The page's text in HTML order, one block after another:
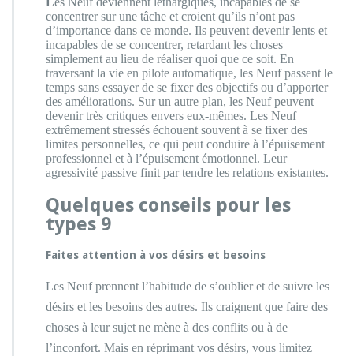
concentrer sur une tâche et croient qu’ils n’ont pas
d’importance dans ce monde. Ils peuvent devenir lents et
incapables de se concentrer, retardant les choses
simplement au lieu de réaliser quoi que ce soit. En
traversant la vie en pilote automatique, les Neuf passent le
temps sans essayer de se fixer des objectifs ou d’apporter
des améliorations. Sur un autre plan, les Neuf peuvent
devenir très critiques envers eux-mêmes. Les Neuf
extrêmement stressés échouent souvent à se fixer des
limites personnelles, ce qui peut conduire à l’épuisement
professionnel et à l’épuisement émotionnel. Leur
agressivité passive finit par tendre les relations existantes.
Quelques conseils pour les
types 9
Faites attention à vos désirs et besoins
Les Neuf prennent l’habitude de s’oublier et de suivre les
désirs et les besoins des autres. Ils craignent que faire des
choses à leur sujet ne mène à des conflits ou à de
l’inconfort. Mais en réprimant vos désirs, vous limitez